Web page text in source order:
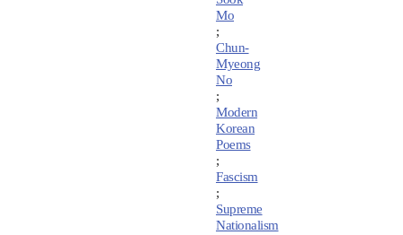
Mo
;
Chun-
Myeong
No
;
Modern
Korean
Poems
;
Fascism
;
Supreme
Nationalism